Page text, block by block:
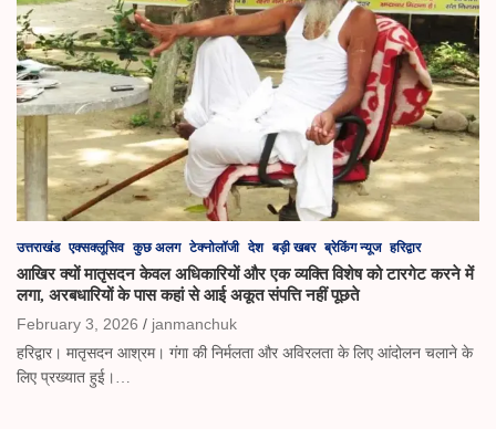
उत्तराखंड एक्सक्लूसिव कुछ अलग टेक्नोलॉजी देश बड़ी खबर ब्रेकिंग न्यूज हरिद्वार
आखिर क्यों मातृसदन केवल अधिकारियों और एक व्यक्ति विशेष को टारगेट करने में
लगा, अरबधारियों के पास कहां से आई अकूत संपत्ति नहीं पूछते
February 3, 2026
janmanchuk
हरिद्वार। मातृसदन आश्रम। गंगा की निर्मलता और अविरलता के लिए आंदोलन चलाने के
लिए प्रख्यात हुई।…